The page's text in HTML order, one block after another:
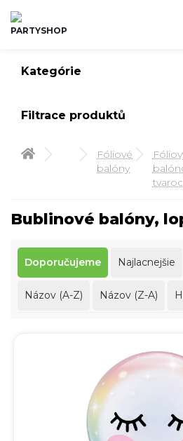
Kategórie
Filtrace produktů
Fóliové
balóny
Bublinové balóny,
Doporučujeme Najlacnejšie
Názov (A-Z) Názov (Z-A)